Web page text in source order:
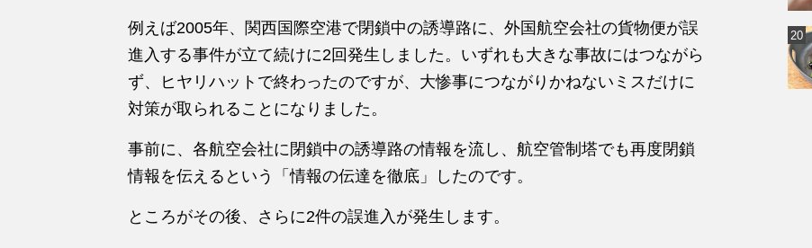
例えば2005年、関西国際空港で閉鎖中の誘導路に、外国航空会社の貨物便が誤
進入する事件が立て続けに2回発生しました。いずれも大きな事故にはつながら
ず、ヒヤリハットで終わったのですが、大惨事につなが りかねないミスだけに
対策が取られる ことになりました。
事前に、各航空会社に閉鎖中の誘導路の情報を流し、航空管制塔でも再度閉鎖
情報を伝え る という「情報の伝達を徹底」したのです。
ところがその後、さらに2件の誤進入 が発生します。